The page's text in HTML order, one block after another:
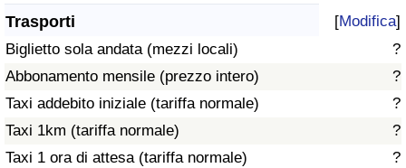
Trasporti [Modifica]
Biglietto sola andata (mezzi locali)
?
Abbonamento mensile (prezzo intero)
?
Taxi addebito iniziale (tariffa normale)
?
Taxi 1km (tariffa normale)
?
Taxi 1 ora di attesa (tariffa normale)
?
Indice del traffico per Nazione